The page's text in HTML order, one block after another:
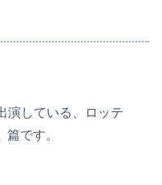
演している、ロッテ
です。